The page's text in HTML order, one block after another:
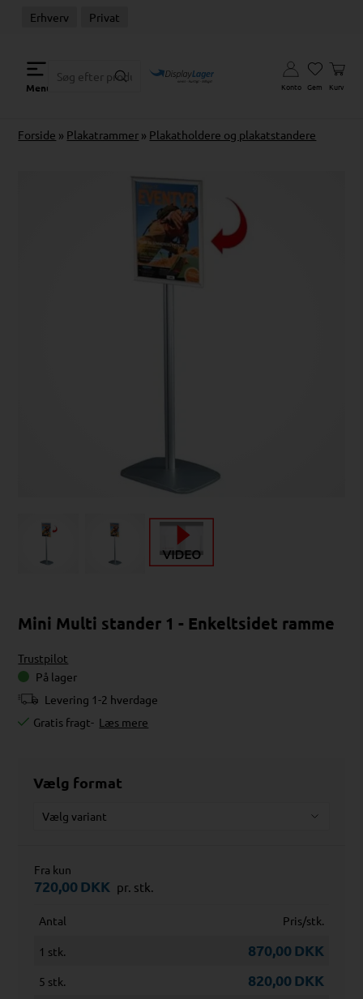
Erhverv Privat
Menu Konto Gem Kurv
Forside » Plakatrammer » Plakatholdere og plakatstandere
Mini Multi stander 1 - Enkeltsidet ramme
Trustpilot
På lager
Levering 1-2 hverdage
Gratis fragt- Læs mere
Vælg format
Fra kun
720,00DKK pr. stk.
Antal Pris/stk.
1 stk. 870,00DKK
5 stk. 820,00DKK